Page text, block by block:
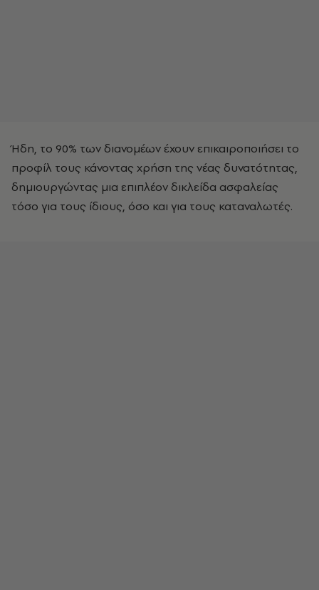
Ήδη, το 90% των διανομέων έχουν επικαιροποιήσει το
προφίλ τους κάνοντας χρήση της νέας δυνατότητας,
δημιουργώντας μια επιπλέον δικλείδα ασφαλείας
τόσο για τους ίδιους, όσο και για τους καταναλωτές.